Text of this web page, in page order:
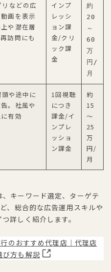
などの広
画を表示
や潜在層
訪問にも
インプ
レッシ
ョン課
金/クリ
ック課
金
約
20
～
60
万
円/
月
や途中に
。社風や
有効
1回視聴
につき
課金/イ
ンプレ
ッショ
ン課金
約
15
～
25
万
円/
月
キーワード選定、ターゲテ
、総合的な広告運用スキルや
詳しく紹介します。
のおすすめ代理店｜代理店
び方も解説